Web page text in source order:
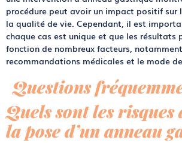
procédure peut avoir un impact positif sur
la qualité de vie. Cependant, il est
chaque cas est unique et que les résultats
fonction de nombreux facteurs,
recommandations médicales et le mode
Questions
Quels sont les risques
la pose d’un anneau